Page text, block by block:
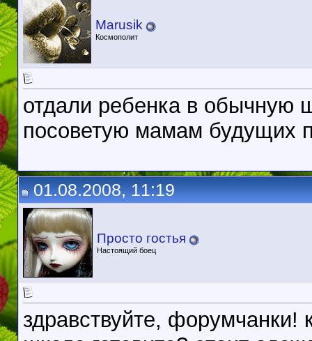
Marusik
Космополит
отдали ребенка в обычную
посоветую мамам будущих
01.08.2008, 11:19
Просто гостья
Настоящий боец
здравствуйте, форумчанки!